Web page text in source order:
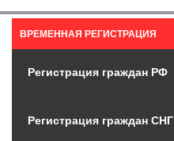
ВРЕМЕННАЯ РЕГИСТРАЦИЯ
Регистрация граждан РФ
Регистрация граждан СНГ